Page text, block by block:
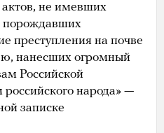
не имевших
порождавших
преступления на почве
нанесших огромный
Российской
народа» —
записке